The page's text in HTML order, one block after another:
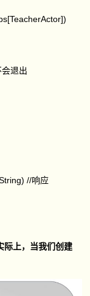
退出
//响应
上，当我们创建